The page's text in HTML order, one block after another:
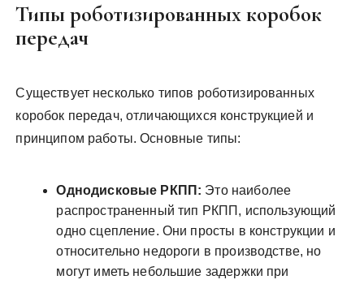
Типы роботизированных коробок
передач
Существует несколько типов роботизированных
коробок передач, отличающихся конструкцией и
принципом работы. Основные типы:
Однодисковые РКПП: Это наиболее
распространенный тип РКПП, использующий
одно сцепление. Они просты в конструкции и
относительно недороги в производстве, но
могут иметь небольшие задержки при